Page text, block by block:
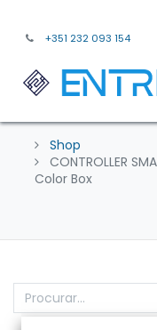
+351 232 093 154
Shop
CONTROLLER
Color Box